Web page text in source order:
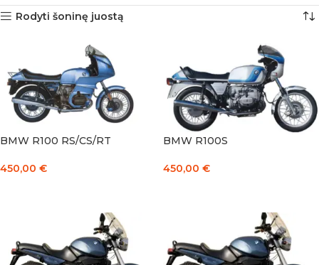
Rodyti šoninę juostą
BMW R100 RS/CS/RT
450,00 €
BMW R100S
450,00 €